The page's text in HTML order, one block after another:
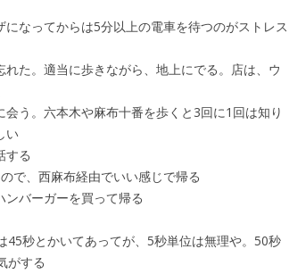
なってからは5分以上の電車を待つのがストレス
た。適当に歩きながら、地上にでる。店は、ウ
う。六本木や麻布十番を歩くと3回に1回は知り
い
する
で、西麻布経由でいい感じで帰る
ンバーガーを買って帰る
45秒とかいてあってが、5秒単位は無理や。50秒
がする